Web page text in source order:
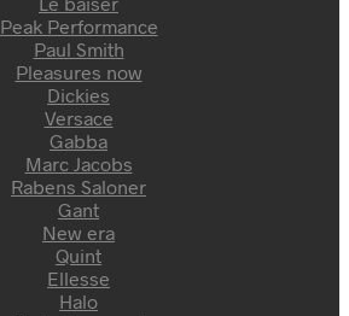
Peak Performance
Paul Smith
Pleasures now
Dickies
Versace
Gabba
Marc Jacobs
Rabens Saloner
Gant
New era
Quint
Ellesse
Halo